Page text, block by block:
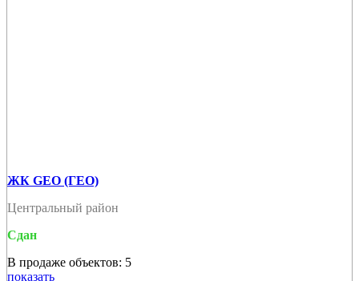
ЖК GEO (ГЕО)
Центральный район
Сдан
В продаже объектов: 5
показать